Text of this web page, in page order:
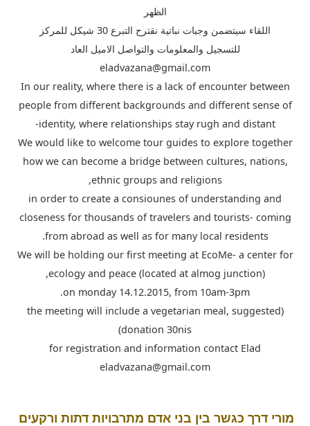
الظهر
اللقاء سيتضمن وجبات نباتية نقترح التبرع 30 شيكل للمركز
للتسجيل والمعلومات والتواصل الاميل العاد
eladvazana@gmail.com
In our reality, where there is a lack of encounter between
people from different backgrounds and different sense of
identity, where relationships stay rugh and distant-
We would like to welcome tour guides to explore together
how we can become a bridge between cultures, nations,
ethnic groups and religions,
in order to create a consiounes of understanding and
closeness for thousands of travelers and tourists- coming
from abroad as well as for many local residents.
We will be holding our first meeting at EcoMe- a center for
ecology and peace (located at almog junction),
on monday 14.12.2015, from 10am-3pm.
(the meeting will include a vegetarian meal, suggested
donation 30nis)
for registration and information contact Elad
eladvazana@gmail.com
מורי דרך כגשר בין בני אדם מתרבויות דתות ורקעים